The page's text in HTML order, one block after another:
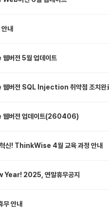
내
버전 5월 업데이트
버전 SQL Injection 취약점 조치완
버전 업데이트(260406)
신! ThinkWise 4월 교육 과정 안내
Year! 2025, 연말휴무공지
안내